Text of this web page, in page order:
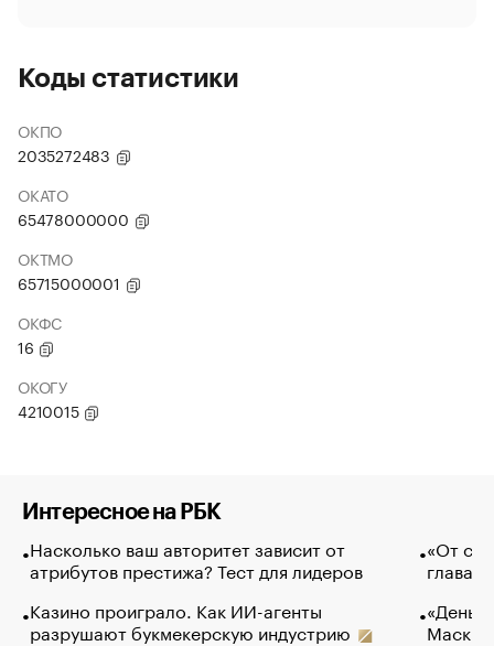
Коды статистики
ОКПО
2035272483
ОКАТО
65478000000
ОКТМО
65715000001
ОКФС
16
ОКОГУ
4210015
Интересное на РБК
Насколько ваш авторитет зависит от
атрибутов престижа? Тест для лидеров
Казино проиграло. Как ИИ-агенты
разрушают букмекерскую индустрию
«От
глава
Маск в